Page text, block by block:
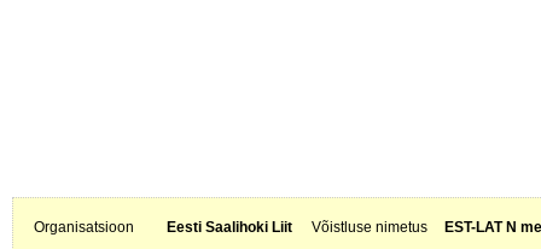
Organisatsioon Eesti Saalihoki Liit Võistluse nimetus
EST-LAT N